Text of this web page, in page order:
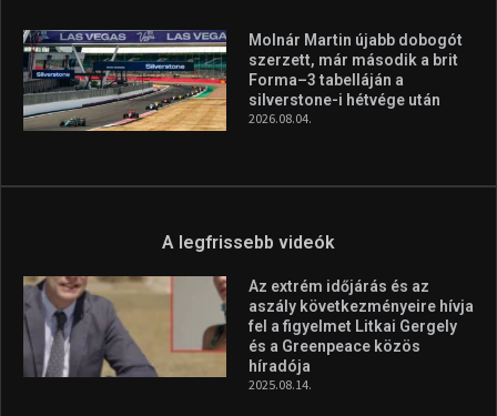
Molnár Martin újabb dobogót
szerzett, már második a brit
Forma–3 tabelláján a
silverstone-i hétvége után
2026.08.04.
A legfrissebb videók
Az extrém időjárás és az
aszály következményeire hívja
fel a figyelmet Litkai Gergely
és a Greenpeace közös
híradója
2025.08.14.